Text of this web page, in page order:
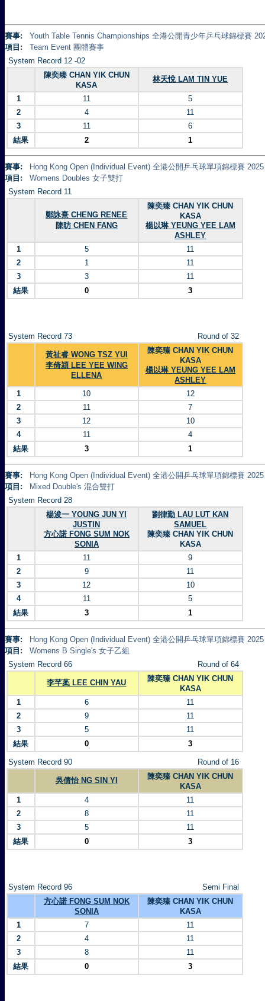
賽事:
Youth Table Tennis Championships 全港公開青少年乒乓球錦標賽
項目:
Team Event 團體賽事
System Record 12 -02
陳奕臻 CHAN YIK CHUN
KASA
林天悅 LAM TIN YUE
1 11
5
2
4
11
3
11
6
結果
2 1
賽事:
Hong Kong Open (Individual Event) 全港公開乒乓球單項錦標賽 2025
項目:
Womens Doubles 女子雙打
System Record 11
鄭詠熹 CHENG RENEE
陳昉 CHEN FANG
陳奕臻 CHAN YIK CHUN
KASA
楊以琳 YEUNG YEE LAM
ASHLEY
1
5
11
2
1
11
3
3
11
結果
0 3
System Record 73 Round of 32
黃祉睿 WONG TSZ YUI
李倚潁 LEE YEE WING
ELLENA
陳奕臻 CHAN YIK CHUN
KASA
楊以琳 YEUNG YEE LAM
ASHLEY
1
10
12
2
11
7
3
12
10
4
11
4
結果
3 1
賽事:
Hong Kong Open (Individual Event) 全港公開乒乓球單項錦標賽 2025
項目:
Mixed Double's 混合雙打
System Record 28
楊浚一 YOUNG JUN YI
JUSTIN
方心諾 FONG SUM NOK
SONIA
劉律勤 LAU LUT KAN
SAMUEL
陳奕臻 CHAN YIK CHUN
KASA
1
11
9
2
9
11
3
12
10
4
11
5
結果
3 1
賽事:
Hong Kong Open (Individual Event) 全港公開乒乓球單項錦標賽 2025
項目:
Womens B Single's 女子乙組
System Record 66
Round of 64
李芊葇 LEE CHIN YAU
陳奕臻 CHAN YIK CHUN
KASA
1
6
11
2
9
11
3
5
11
結果
0 3
System Record 90 Round of 16
吳倩怡 NG SIN YI
陳奕臻 CHAN YIK CHUN
KASA
1
4
11
2
8
11
3
5
11
結果
0 3
System Record 96
Semi Final
方心諾 FONG SUM NOK
SONIA
陳奕臻 CHAN YIK CHUN
KASA
1
7
11
2
4
11
3
8
11
結果
0 3